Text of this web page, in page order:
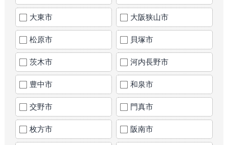
大東市 大阪狭山市
松原市 貝塚市
茨木市 河内長野市
豊中市 和泉市
交野市 門真市
枚方市 阪南市